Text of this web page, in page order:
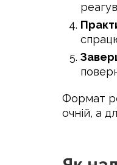
Формат
очній, а